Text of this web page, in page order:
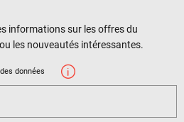
informations sur les offres du
les nouveautés intéressantes.
données